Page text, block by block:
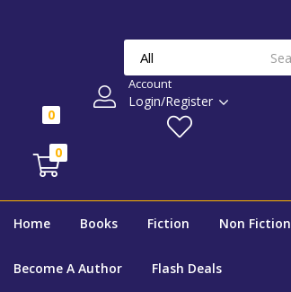
Account
Login/Register
0
0
Home Books Fiction Non Fiction
Become A Author
Flash Deals